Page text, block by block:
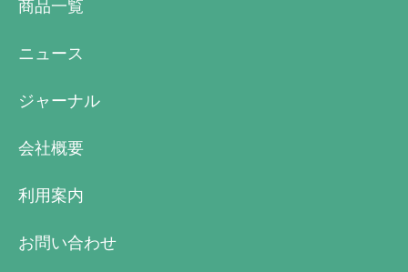
商品一覧
ニュース
ジャーナル
会社概要
利用案内
お問い合わせ